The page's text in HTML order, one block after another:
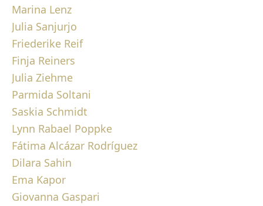
Marina Lenz
Julia Sanjurjo
Friederike Reif
Finja Reiners
Julia Ziehme
Parmida Soltani
Saskia Schmidt
Lynn Rabael Poppke
Fátima Alcázar Rodríguez
Dilara Sahin
Ema Kapor
Giovanna Gaspari